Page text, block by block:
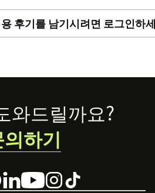
icon. The CallHippo login
calling from Zendesk by
ticket detail page.
후기를 남기시려면 로그인하
와드릴까요?
하기